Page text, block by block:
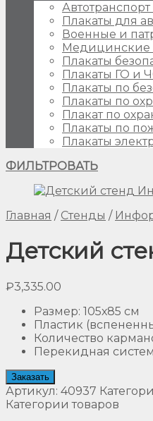
Плакаты для
Военные и
Медицинские
Плакаты
Плакаты ГО и
Плакаты по
Плакаты по
Плакат по
Плакаты по
Плакаты
ФИЛЬТРОВАТЬ
Главная / Стенды /
Детский
₽3,335.00
Размер: 105х85 см
Пластик
Количество
Перекидная
Заказать
Артикул: 40937
Категории товаров